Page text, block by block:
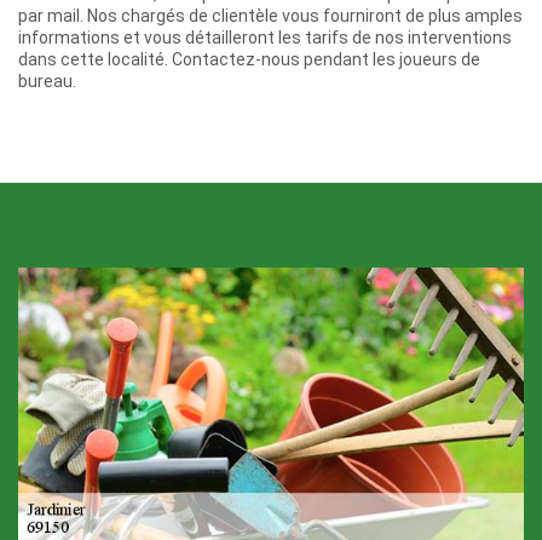
par mail. Nos chargés de clientèle vous fourniront de plus amples
informations et vous détailleront les tarifs de nos interventions
dans cette localité. Contactez-nous pendant les joueurs de
bureau.